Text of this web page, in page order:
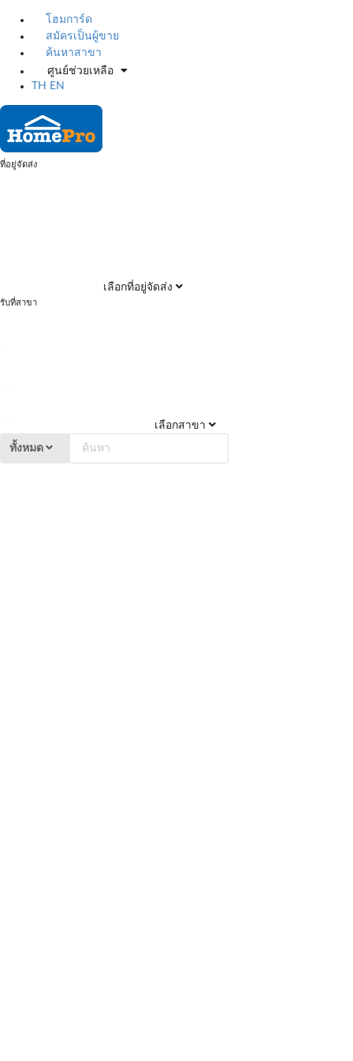
โฮมการ์ด
สมัครเป็นผู้ขาย
ค้นหาสาขา
ศูนย์ช่วยเหลือ
TH
EN
ที่อยู่จัดส่ง
เลือกที่อยู่จัดส่ง
รับที่สาขา
เลือกสาขา
ทั้งหมด